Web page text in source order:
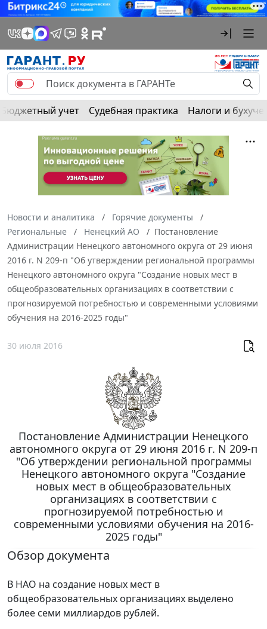
Бюджетный учет Судебная практика Налоги и
Новости и аналитика
Горячие документы
Региональные
Ненецкий АО
Постановление
Администрации Ненецкого автономного округа от 29 июня
2016 г. N 209-п "Об утверждении региональной программы
Ненецкого автономного округа "Создание новых мест в
общеобразовательных организациях в соответствии с
прогнозируемой потребностью и современными условиями
обучения на 2016-2025 годы"
30 июля 2016
Постановление Администрации Ненецкого
автономного округа от 29 июня 2016 г. N 209-п
"Об утверждении региональной программы
Ненецкого автономного округа "Создание
новых мест в общеобразовательных
организациях в соответствии с
прогнозируемой потребностью и
современными условиями обучения на 2016-
2025 годы"
Обзор документа
В НАО на создание новых мест в
общеобразовательных организациях выделено
более семи миллиардов рублей.